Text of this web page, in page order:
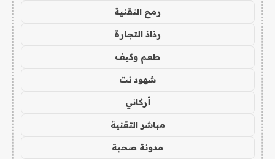
رمح التقنية
رذاذ التجارة
طعم وكيف
شهود نت
أركاني
مباشر التقنية
مدونة صحبة